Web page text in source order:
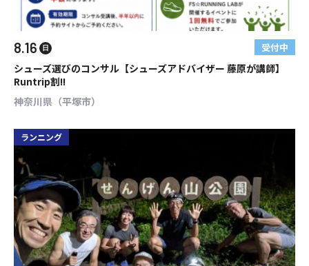
8.16 日 受付中
シューズ選びのコンサル【シューズアドバイザー 藤原が講師】
Runtrip割!!
神奈川県（平塚市）
ランニング